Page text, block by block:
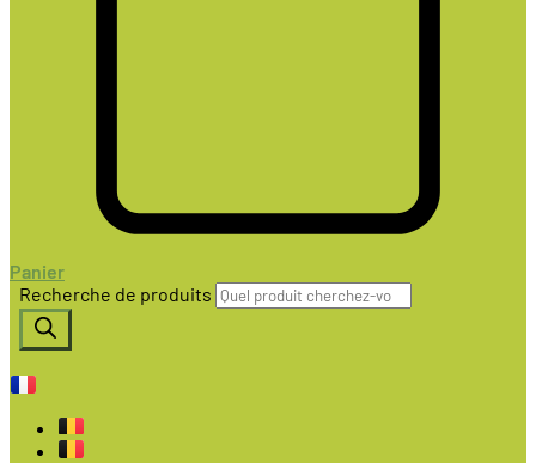
Panier
Recherche de produits